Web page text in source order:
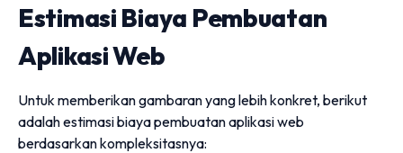
Estimasi Biaya Pembuatan
Aplikasi Web
Untuk memberikan gambaran yang lebih konkret, berikut
adalah estimasi biaya pembuatan aplikasi web
berdasarkan kompleksitasnya: